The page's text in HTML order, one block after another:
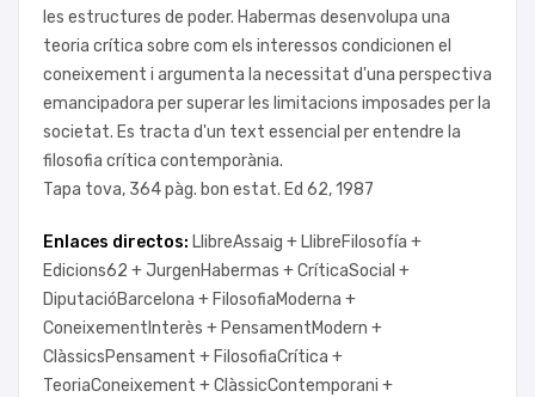
les estructures de poder. Habermas desenvolupa una
teoria crítica sobre com els interessos condicionen el
coneixement i argumenta la necessitat d'una perspectiva
emancipadora per superar les limitacions imposades per la
societat. Es tracta d'un text essencial per entendre la
filosofia crítica contemporània.
Tapa tova, 364 pàg. bon estat. Ed 62, 1987
Enlaces directos: LlibreAssaig + LlibreFilosofía +
Edicions62 +JurgenHabermas +CríticaSocial +
DiputacióBarcelona + FilosofiaModerna +
ConeixementInterès + PensamentModern +
ClàssicsPensament + FilosofiaCrítica +
TeoriaConeixement +ClàssicContemporani +